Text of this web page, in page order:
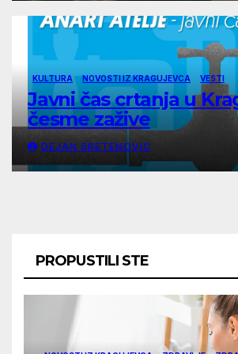
KULTURA NOVOSTI IZ KRAGUJEVCA VESTI
Javni čas crtanja u
česme zažive
DEJAN SRETENOVIC
PROPUSTILI STE